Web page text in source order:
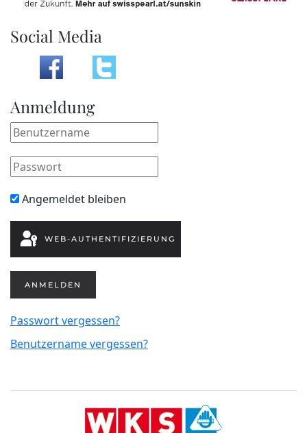
Social Media
Anmeldung
Angemeldet bleiben
WEB-AUTHENTIFIZIERUNG
ANMELDEN
Passwort vergessen?
Benutzername vergessen?